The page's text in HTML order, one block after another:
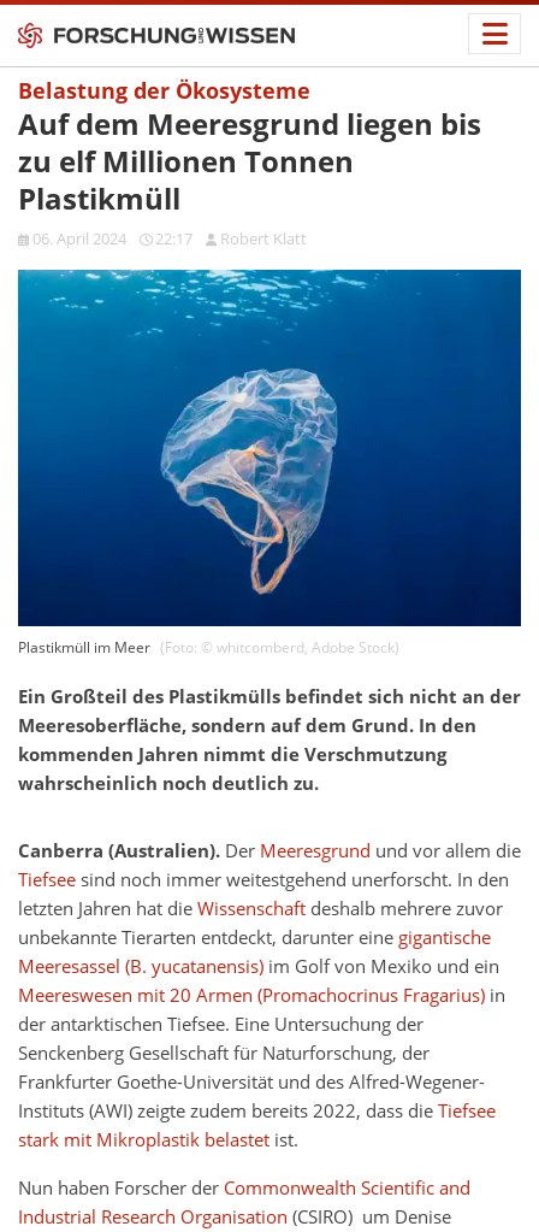
Belastung der Ökosysteme
Auf dem Meeresgrund liegen bis
zu elf Millionen Tonnen
Plastikmüll
06. April 2024 22:17 Robert Klatt
Plastikmüll im Meer (Foto: © whitcomberd, Adobe Stock)
Ein Großteil des Plastikmülls befindet sich nicht an der
Meeresoberfläche, sondern auf dem Grund. In den
kommenden Jahren nimmt die Verschmutzung
wahrscheinlich noch deutlich zu.
Canberra (Australien). Der Meeresgrund und vor allem die
Tiefseesind noch immer weitestgehend unerforscht. In den
letzten Jahren hat dieWissenschaft deshalb mehrere zuvor
unbekannte Tierarten entdeckt, darunter einegigantische
Meeresassel (B. yucatanensis) im Golf von Mexiko und ein
Meereswesen mit 20 Armen (Promachocrinus Fragarius) in
der antarktischen Tiefsee. Eine Untersuchung der
Senckenberg Gesellschaft für Naturforschung, der
Frankfurter Goethe-Universität und des Alfred-Wegener-
Instituts (AWI) zeigte zudem bereits 2022, dass dieTiefsee
stark mit Mikroplastik belastet ist.
Nun haben Forscher der Commonwealth Scientific and
Industrial Research Organisation (CSIRO) um Denise